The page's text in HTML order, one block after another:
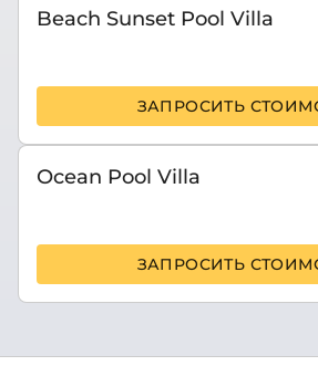
Beach Sunset Pool Villa
ЗАПРОСИТЬ
Оcean Pool Villa
ЗАПРОСИТЬ